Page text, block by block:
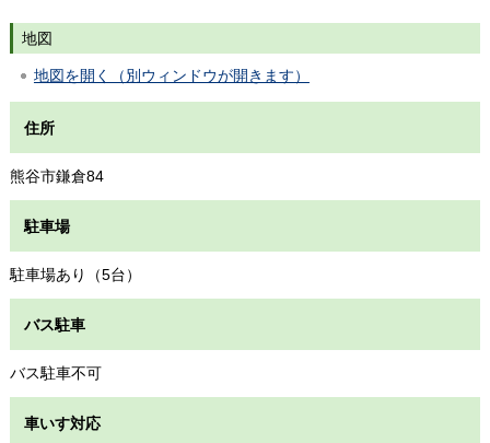
地図
地図を開く（別ウィンドウが開きます）
住所
熊谷市鎌倉84
駐車場
駐車場あり（5台）
バス駐車
バス駐車不可
車いす対応